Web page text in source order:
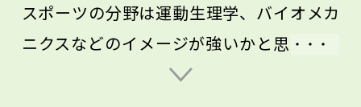
スポーツの分野は運動生理学、バイオメカ
ニクスなどのイメージが強いかと思います
が、実はそれ以外にもたくさんの分野があ